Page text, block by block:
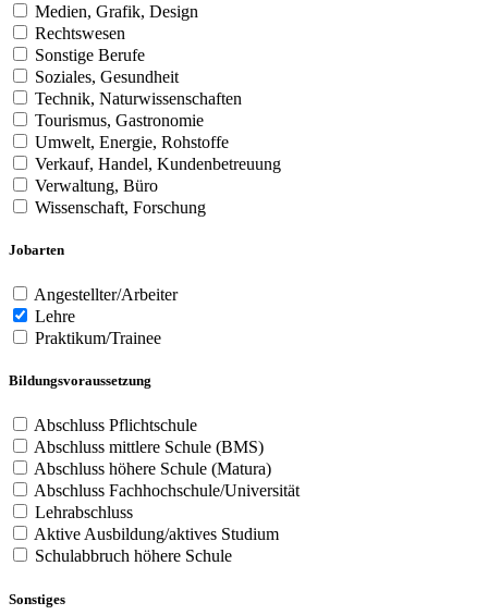
Medien, Grafik, Design
Rechtswesen
Sonstige Berufe
Soziales, Gesundheit
Technik, Naturwissenschaften
Tourismus, Gastronomie
Umwelt, Energie, Rohstoffe
Verkauf, Handel, Kundenbetreuung
Verwaltung, Büro
Wissenschaft, Forschung
Jobarten
Angestellter/Arbeiter
Lehre
Praktikum/Trainee
Bildungsvoraussetzung
Abschluss Pflichtschule
Abschluss mittlere Schule (BMS)
Abschluss höhere Schule (Matura)
Abschluss Fachhochschule/Universität
Lehrabschluss
Aktive Ausbildung/aktives Studium
Schulabbruch höhere Schule
Sonstiges